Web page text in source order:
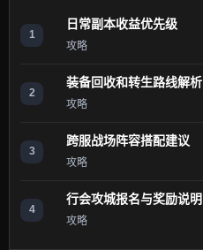
1
日常副本收益优先级
攻略
2
装备回收和转生路线解析
攻略
3
跨服战场阵容搭配建议
攻略
4
行会攻城报名与奖励说明
攻略